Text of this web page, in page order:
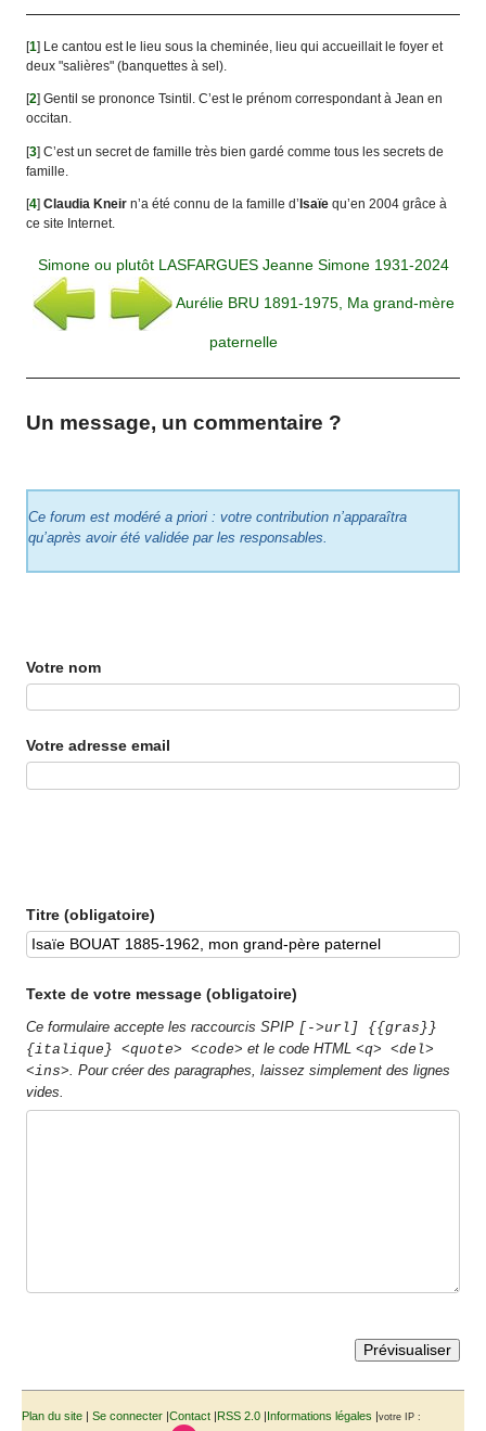
[1] Le cantou est le lieu sous la cheminée, lieu qui accueillait le foyer et
deux "salières" (banquettes à sel).
[2]Gentil se prononce Tsintil. C’est le prénom correspondant à Jean en
occitan.
[3]C’est un secret de famille très bien gardé comme tous les secrets de
famille.
[4]Claudia Kneir n’a été connu de la famille d’Isaïe qu’en 2004 grâce à
ce site Internet.
Simone ou plutôt LASFARGUES Jeanne Simone 1931-2024
Aurélie BRU 1891-1975, Ma grand-mère
paternelle
Un message, un commentaire ?
Ce forum est modéré a priori : votre contribution n’apparaîtra
qu’après avoir été validée par les responsables.
Votre nom
Votre adresse email
Titre (obligatoire)
Texte de votre message (obligatoire)
Ce formulaire accepte les raccourcis SPIP [->url] {{gras}}
{italique} <quote> <code> et le code HTML<q> <del>
<ins>. Pour créer des paragraphes, laissez simplement des lignes
vides.
Plan du site | Se connecter |Contact |RSS 2.0 |Informations légales |votre IP :